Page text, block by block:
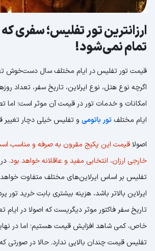
ارزانترین تور تفلیس؛ سفری
تمام نمی‌شود!
قیمت تور تفلیسدر ایام مختلف سال دست‌خوش
اگرچه نوع هتل، نوع ایرلاین، تاریخ سفر، تعداد
امکانات و خدمات تور در قیمت آن موثر است؛ اما
ایام مختلف تور باتومی و تفلیس خیلی دچار
اصولاقیمت این پکیج مقرون به صرفه و مناسب
خارجی ارزان، انتخابی مفید و عاقلانه خواهد بود.
تفلیس بر اساس ایرلاین‌های مختلف متفاوت
ایرلاین بالاتر باشد، هزینه بیشتری بابت خرید تور
تاریخ سفر فاکتور موثر دیگریست که اصولا در ایام
خاص، کمی شاهد افزایش قیمت هستیم؛ اما در
تفلیس قیمت چندان بالایی ندارد. حالا در صورتی